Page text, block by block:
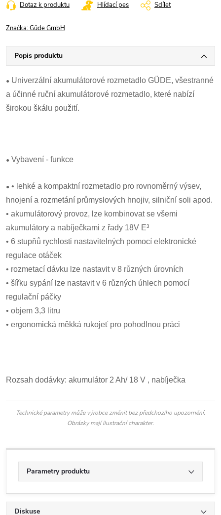
Dotaz k produktu Hlídací pes Sdílet
Značka:Güde GmbH
Popis produktu
• Univerzální akumulátorové rozmetadlo GÜDE, všestranné
a účinné ruční akumulátorové rozmetadlo, které nabízí
širokou škálu použití.
• Vybavení - funkce
• • lehké a kompaktní rozmetadlo pro rovnoměrný výsev,
hnojení a rozmetání průmyslových hnojiv, silniční soli apod.
• akumulátorový provoz, lze kombinovat se všemi
akumulátory a nabíječkami z řady 18V E³
• 6 stupňů rychlosti nastavitelných pomocí elektronické
regulace otáček
• rozmetací dávku lze nastavit v 8 různých úrovních
• šířku sypání lze nastavit v 6 různých úhlech pomocí
regulační páčky
• objem 3,3 litru
• ergonomická měkká rukojeť pro pohodlnou práci
Rozsah dodávky: akumulátor 2 Ah/ 18 V , nabíječka
Technické parametry může výrobce změnit bez předchozího upozornění.
Obrázky mají ilustrační charakter.
Parametry produktu
Diskuse